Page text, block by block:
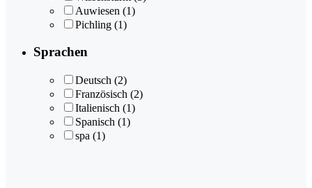
Auwiesen (1)
Pichling (1)
Sprachen
Deutsch (2)
Französisch (2)
Italienisch (1)
Spanisch (1)
spa (1)